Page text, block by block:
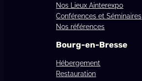
Nos Lieux Ainterexpo
Conférences et Séminaires
Nos références
Bourg-en-Bresse
Hébergement
Restauration